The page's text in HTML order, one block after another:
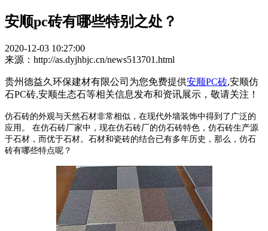
安顺pc砖有哪些特别之处？
2020-12-03 10:27:00
来源：http://as.dyjhbjc.cn/news513701.html
贵州德益久环保建材有限公司为您免费提供安顺PC砖,安顺仿
石PC砖,安顺生态石等相关信息发布和资讯展示，敬请关注！
仿石砖的外观与天然石材非常相似，在现代外墙装饰中得到了广泛的
应用。 在仿石砖厂家中，现在仿石砖厂的仿石砖特色，仿石砖生产源
于石材，而优于石材。石材和瓷砖的结合已有多年历史，那么，仿石
砖有哪些特点呢？